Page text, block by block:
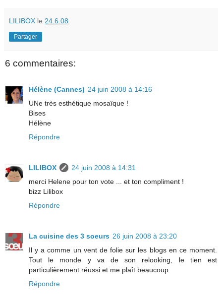
LILIBOX le 24.6.08
Partager
6 commentaires:
Hélène (Cannes) 24 juin 2008 à 14:16
UNe très esthétique mosaïque !
Bises
Hélène
Répondre
LILIBOX
24 juin 2008 à 14:31
merci Helene pour ton vote ... et ton compliment !
bizz Lilibox
Répondre
La cuisine des 3 soeurs 26 juin 2008 à 23:20
Il y a comme un vent de folie sur les blogs en ce moment.
Tout le monde y va de son relooking, le tien est
particulièrement réussi et me plaît beaucoup.
Répondre